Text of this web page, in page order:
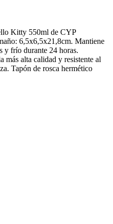
Kitty 550ml de CYP
6,5x6,5x21,8cm. Mantiene
y frío durante 24 horas.
más alta calidad y resistente al
Tapón de rosca hermético